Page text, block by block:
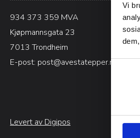
Vi
934 373 359 MVA
Kjøpmannsgata 23
7013 Trondheim
E-post: post@avestatepper.no
Levert av Digipos